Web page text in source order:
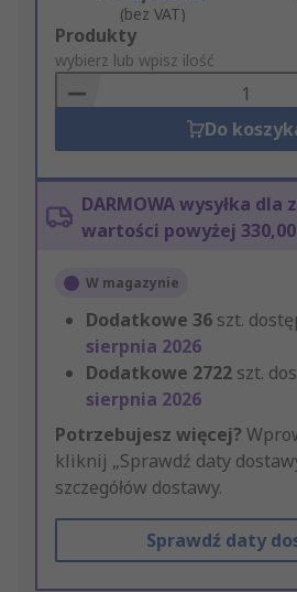
(bez VAT)
Add
to
Basket
Produkty
wybierz lub wpisz ilość
Do
DARMOWA wysyłka dla
wartości powyżej 330,00
W magazynie
Dodatkowe 36 szt.
sierpnia 2026
Dodatkowe 2722 szt.
sierpnia 2026
Potrzebujesz więcej?
kliknij „Sprawdź daty
szczegółów dostawy.
Sprawdź daty